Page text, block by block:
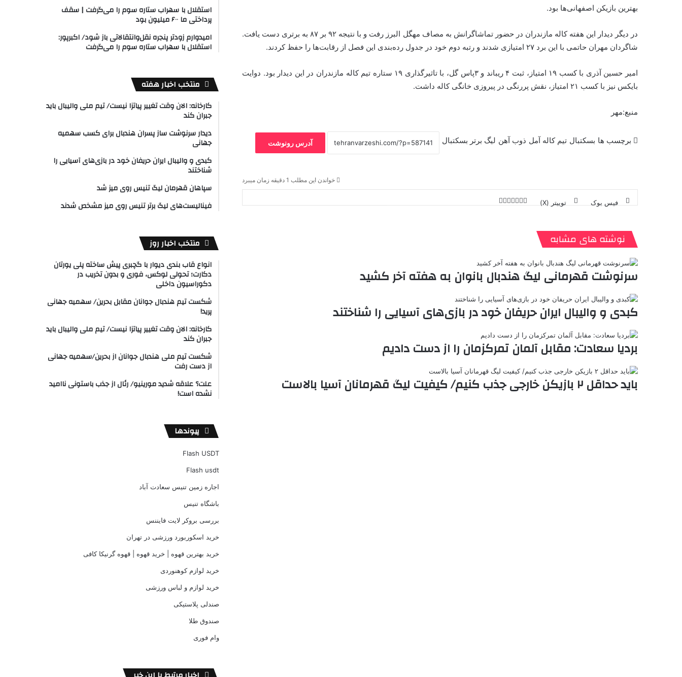
بهترین بازیکن اصفهانی‌ها بود.
در دیگر دیدار این هفته کاله مازندران در حضور تماشاگرانش به مصاف مهگل البرز رفت و با نتیجه ٩٢ بر ٨٧ به برتری دست یافت.
شاگردان مهران حاتمی با این برد ۲۷ امتیازی شدند و رتبه دوم خود در جدول رده‌بندی این فصل از رقابت‌ها را حفظ کردند.
امیر حسین آذری با کسب ۱۹ امتیاز، ثبت ۴ ریباند و ۳پاس گل، با تاثیرگذاری ۱۹ ستاره تیم کاله مازندران در این دیدار بود. دوایت
بایکس نیز با کسب ۲۱ امتیاز، نقش پررنگی در پیروزی خانگی کاله داشت.
منبع:مهر
برچسب ها بسکتبال تیم کاله آمل ذوب آهن لیگ برتر بسکتبال آدرس رونوشت
خواندن این مطلب 1 دقیقه زمان میبرد
فیس بوک توییتر (X)
ن
ر
س
ت
a
k
e
م
ه
نوشته های مشابه
سرنوشت قهرمانی لیگ هندبال بانوان به هفته آخر کشید
کبدی و والیبال ایران حریفان خود در بازی‌های آسیایی را شناختند
بردیا سعادت: مقابل آلمان تمرکزمان را از دست دادیم
باید حداقل ۲ بازیکن خارجی جذب کنیم/ کیفیت لیگ قهرمانان آسیا بالاست
استقلال با سهراب ستاره سوم را می‌گرفت | سقف
پرداختی ما ۶۰۰ میلیون بود
امیدوارم زودتر پنجره نقل‌وانتقالاتی باز شود/ اکبرپور:
استقلال با سهراب ستاره سوم را می‌گرفت
منتخب اخبار هفته
کارخانه: الان وقت تغییر پیاتزا نیست/ تیم ملی والیبال باید
جبران کند
دیدار سرنوشت ساز پسران هندبال برای کسب سهمیه
جهانی
کبدی و والیبال ایران حریفان خود در بازی‌های آسیایی را
شناختند
سپاهان قهرمان لیگ تنیس روی میز شد
فینالیست‌های لیگ برتر تنیس روی میز مشخص شدند
منتخب اخبار روز
انواع قاب بندی دیوار با گچبری پیش ساخته پلی یورتان
دکارت؛ تحولی لوکس، فوری و بدون تخریب در
دکوراسیون داخلی
شکست تیم هندبال جوانان مقابل بحرین/ سهمیه جهانی
پرید!
کارخانه: الان وقت تغییر پیاتزا نیست/ تیم ملی والیبال باید
جبران کند
شکست تیم ملی هندبال جوانان از بحرین/سهمیه جهانی
از دست رفت
علت؟ علاقه شدید مورینیو/ رئال از جذب باستونی ناامید
نشده است!
پیوندها
Flash USDT
Flash usdt
اجاره زمین تنیس سعادت آباد
باشگاه تنیس
بررسی بروکر لایت فایننس
خرید اسکوربورد ورزشی در تهران
خرید بهترین قهوه | خرید قهوه | قهوه گرنیکا کافی
خرید لوازم کوهنوردی
خرید لوازم و لباس ورزشی
صندلی پلاستیکی
صندوق طلا
وام فوری